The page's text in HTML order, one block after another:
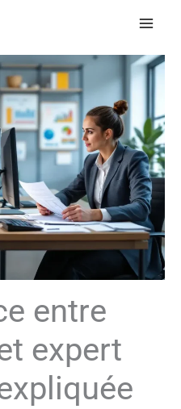
entre
expert